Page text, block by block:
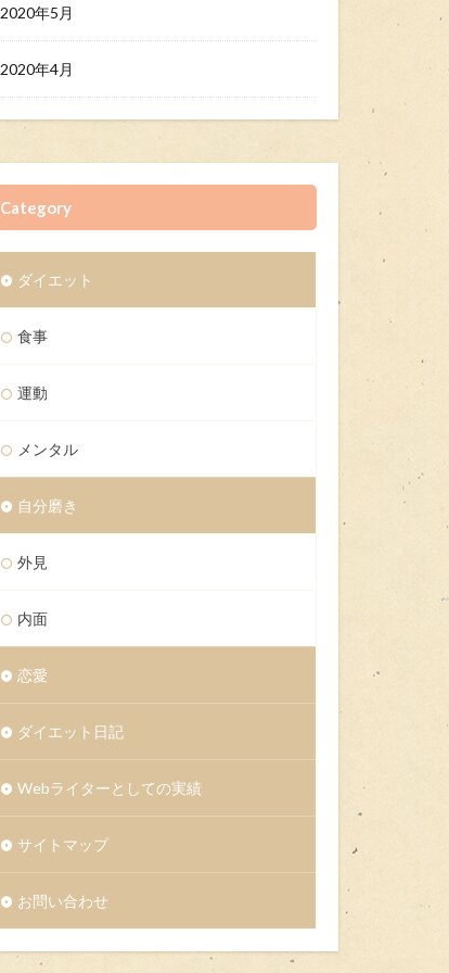
2020年5月
2020年4月
Category
ダイエット
食事
運動
メンタル
自分磨き
外見
内面
恋愛
ダイエット日記
Webライターとしての実績
サイトマップ
お問い合わせ